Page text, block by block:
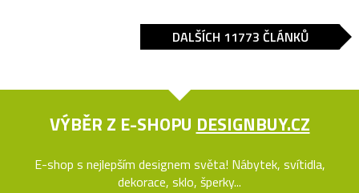
DALŠÍCH 11773 ČLÁNKŮ
VÝBĚR Z E-SHOPU DESIGNBUY.CZ
E-shop s nejlepším designem světa! Nábytek, svítidla,
dekorace, sklo, šperky...